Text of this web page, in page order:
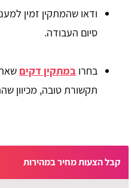
ודאו שהמתקין זמין
סיום העבודה.
בחרו במתקין דקים
תקשורת טובה, מכיוון
קבל הצעות מחיר במהירות